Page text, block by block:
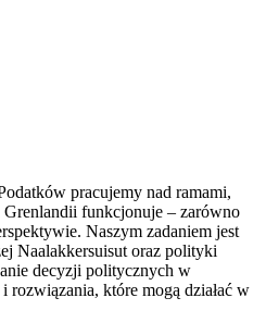
pracujemy nad ramami,
Grenlandii funkcjonuje – zarówno
Naszym zadaniem jest
Naalakkersuisut oraz polityki
decyzji politycznych w
rozwiązania, które mogą działać w